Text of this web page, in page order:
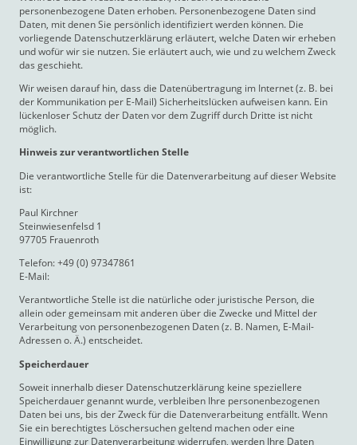
personenbezogene Daten erhoben. Personenbezogene Daten sind
Daten, mit denen Sie persönlich identifiziert werden können. Die
vorliegende Datenschutzerklärung erläutert, welche Daten wir erheben
und wofür wir sie nutzen. Sie erläutert auch, wie und zu welchem Zweck
das geschieht.
Wir weisen darauf hin, dass die Datenübertragung im Internet (z. B. bei
der Kommunikation per E-Mail) Sicherheitslücken aufweisen kann. Ein
lückenloser Schutz der Daten vor dem Zugriff durch Dritte ist nicht
möglich.
Hinweis zur verantwortlichen Stelle
Die verantwortliche Stelle für die Datenverarbeitung auf dieser Website
ist:
Paul Kirchner
Steinwiesenfelsd 1
97705 Frauenroth
Telefon: +49 (0) 97347861
E-Mail:
Verantwortliche Stelle ist die natürliche oder juristische Person, die
allein oder gemeinsam mit anderen über die Zwecke und Mittel der
Verarbeitung von personenbezogenen Daten (z. B. Namen, E-Mail-
Adressen o. Ä.) entscheidet.
Speicherdauer
Soweit innerhalb dieser Datenschutzerklärung keine speziellere
Speicherdauer genannt wurde, verbleiben Ihre personenbezogenen
Daten bei uns, bis der Zweck für die Datenverarbeitung entfällt. Wenn
Sie ein berechtigtes Löschersuchen geltend machen oder eine
Einwilligung zur Datenverarbeitung widerrufen, werden Ihre Daten